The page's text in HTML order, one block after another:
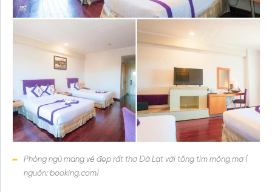
Phòng ngủ mang vẻ đẹp rất thơ Đà Lạt với tông tím mộng mơ (
nguồn: booking.com)